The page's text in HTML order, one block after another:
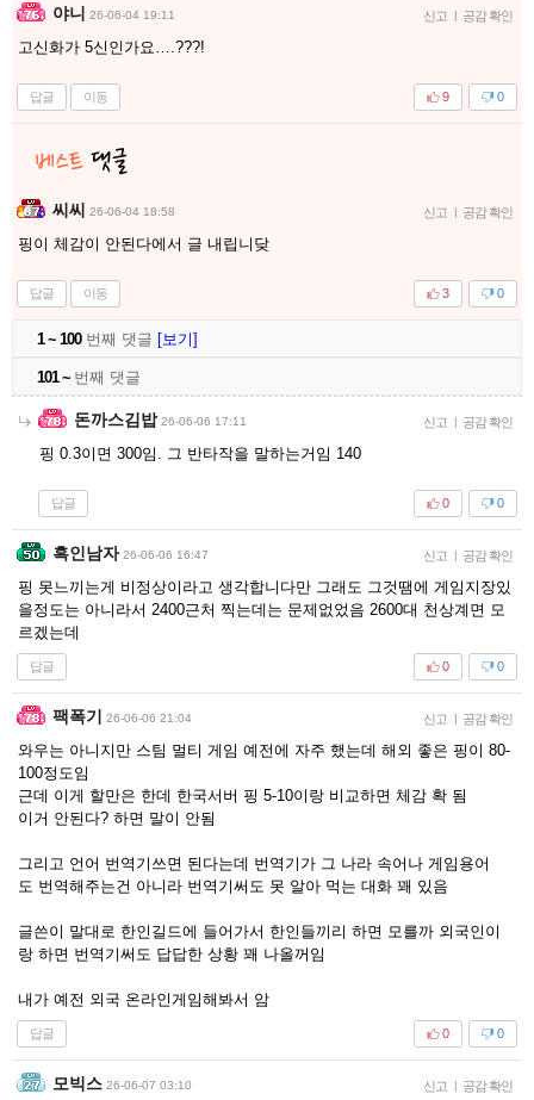
야니 26-06-04 19:11 신고 | 공감 확인
고신화가 5신인가요….???!
답글 이동 0
9
씨씨 26-06-04 18:58 신고 | 공감 확인
핑이 체감이 안된다에서 글 내립니닺
답글 이동 0
3
1 ~ 100번째 댓글 [보기]
101 ~ 번째 댓글
돈까스김밥 26-06-06 17:11 신고 | 공감 확인
핑 0.3이면 300임. 그 반타작을 말하는거임 140
답글 0
0
흑인남자 26-06-06 16:47 신고 | 공감 확인
핑 못느끼는게 비정상이라고 생각합니다만 그래도 그것땜에 게임지장있
을정도는 아니라서 2400근처 찍는데는 문제없었음 2600대 천상계면 모
르겠는데
답글 0
0
팩폭기 26-06-06 21:04 신고 | 공감 확인
와우는 아니지만 스팀 멀티 게임 예전에 자주 했는데 해외 좋은 핑이 80-
100정도임
근데 이게 할만은 한데 한국서버 핑 5-10이랑 비교하면 체감 확 됨
이거 안된다? 하면 말이 안됨
그리고 언어 번역기쓰면 된다는데 번역기가 그 나라 속어나 게임용어
도 번역해주는건 아니라 번역기써도 못 알아 먹는 대화 꽤 있음
글쓴이 말대로 한인길드에 들어가서 한인들끼리 하면 모를까 외국인이
랑 하면 번역기써도 답답한 상황 꽤 나올꺼임
내가 예전 외국 온라인게임해봐서 암
답글 0
0
모빅스 26-06-07 03:10 신고 | 공감 확인